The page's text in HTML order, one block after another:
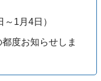
1月4日）
度お知らせしま